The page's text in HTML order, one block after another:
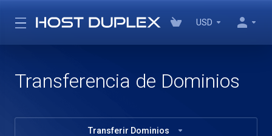
USD
Transferencia de Dominios
Transferir Dominios